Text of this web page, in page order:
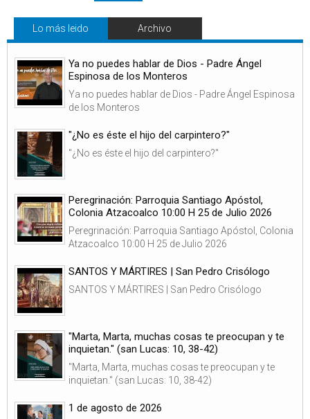
Lo más leido Archivo
Ya no puedes hablar de Dios - Padre Ángel
Espinosa de los Monteros
Ya no puedes hablar de Dios - Padre Ángel Espinosa
de los Monteros
"¿No es éste el hijo del carpintero?"
"¿No es éste el hijo del carpintero?"
Peregrinación: Parroquia Santiago Apóstol,
Colonia Atzacoalco 10:00 H 25 de Julio 2026
Peregrinación: Parroquia Santiago Apóstol, Colonia
Atzacoalco 10:00 H 25 de Julio 2026
SANTOS Y MÁRTIRES | San Pedro Crisólogo
SANTOS Y MÁRTIRES | San Pedro Crisólogo
"Marta, Marta, muchas cosas te preocupan y te
inquietan." (san Lucas: 10, 38-42)
"Marta, Marta, muchas cosas te preocupan y te
inquietan." (san Lucas: 10, 38-42)
1 de agosto de 2026